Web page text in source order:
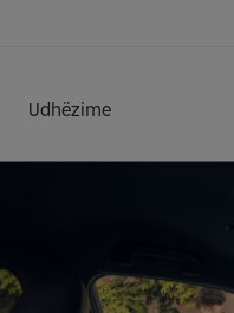
Udhëzime